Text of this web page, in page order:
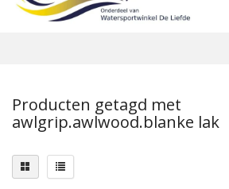
Producten getagd met
awlgrip.awlwood.blanke lak